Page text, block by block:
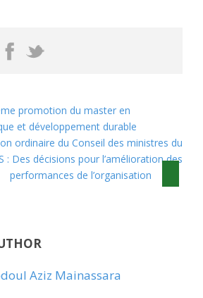
promotion du master en
et développement durable
ordinaire du Conseil des ministres du
: Des décisions pour l’amélioration des
performances de l’organisation
Aziz Mainassara